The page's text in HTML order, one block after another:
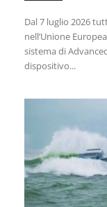
Dal 7 luglio 2026
nell’Unione
sistema di
dispositivo...